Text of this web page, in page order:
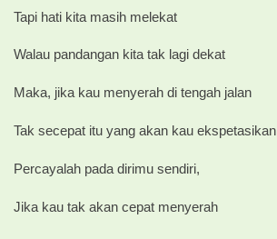
Tapi hati kita masih melekat
Walau pandangan kita tak lagi dekat
Maka, jika kau menyerah di tengah jalan
Tak secepat itu yang akan kau ekspetasikan
Percayalah pada dirimu sendiri,
Jika kau tak akan cepat menyerah